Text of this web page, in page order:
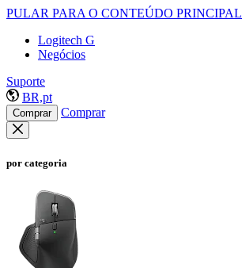
PULAR PARA O CONTEÚDO PRINCIPAL
Logitech G
Negócios
Suporte
BR,pt
Comprar Comprar
por categoria